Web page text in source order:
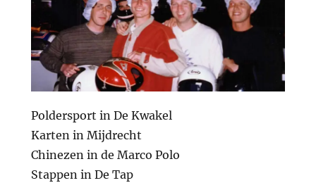
Poldersport in De Kwakel
Karten in Mijdrecht
Chinezen in de Marco Polo
Stappen in De Tap